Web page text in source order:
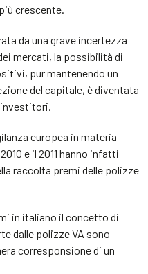
crescente.
da una grave incertezza
mercati, la possibilità di
pur mantenendo un
del capitale, è diventata
europea in materia
e il 2011 hanno infatti
raccolta premi delle polizze
in italiano il concetto di
dalle polizze VA sono
corresponsione di un